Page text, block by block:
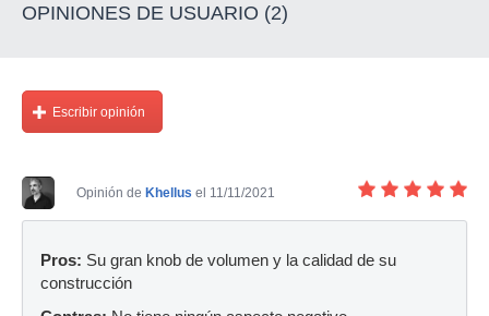
OPINIONES DE USUARIO (2)
Escribir opinión
Opinión de Khellus el 11/11/2021
Pros: Su gran knob de volumen y la calidad de su
construcción